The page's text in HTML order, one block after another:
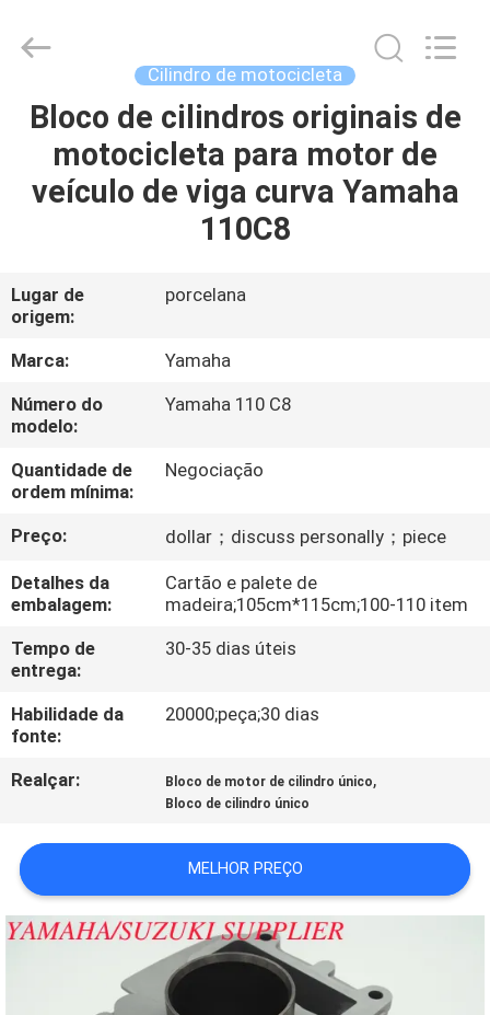
CASA
PRODUTOS
NÓS
EXCURSÃO
DA
FÁBRICA
CONTROLE
DA
QUALIDADE
CONTACTE-
NOS
UMAS
CITAÇÕES
Block.,Ltd.
Cilindro de motocicleta
Bloco de cilindros originais de
motocicleta para motor de
veículo de viga curva Yamaha
110C8
Lugar de
origem:
porcelana
Marca:
Yamaha
Número do
modelo:
Yamaha 110 C8
Quantidade de
ordem mínima:
Negociação
Preço: dollar；discuss personally；piece
Detalhes da
embalagem:
Cartão e palete de
madeira;105cm*115cm;100-110 item
Tempo de
entrega:
30-35 dias úteis
Habilidade da
fonte:
20000;peça;30 dias
Realçar: Bloco de motor de cilindro único,
Bloco de cilindro único
MELHOR PREÇO